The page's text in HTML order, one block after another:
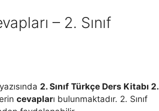
– 2. Sınıf
2. Sınıf Türkçe Ders Kitabı 2.
cevapları bulunmaktadır. 2. Sınıf